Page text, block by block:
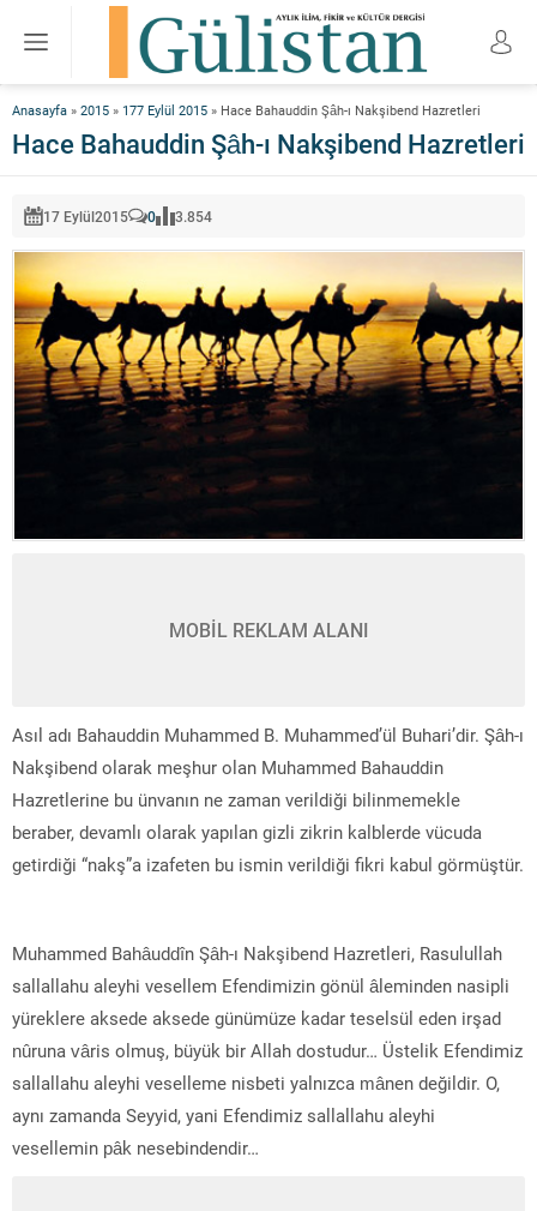
Anasayfa » 2015 » 177 Eylül 2015 » Hace Bahauddin Şâh-ı Nakşibend Hazretleri
Hace Bahauddin Şâh-ı Nakşibend Hazretleri
17 Eylül2015 0 3.854
MOBİL REKLAM ALANI
Asıl adı Bahauddin Muhammed B. Muhammed’ül Buhari’dir. Şâh-ı
Nakşibend olarak meşhur olan Muhammed Bahauddin
Hazretlerine bu ünvanın ne zaman verildiği bilinmemekle
beraber, devamlı olarak yapılan gizli zikrin kalblerde vücuda
getirdiği “nakş”a izafeten bu ismin verildiği fikri kabul görmüştür.
Muhammed Bahâuddîn Şâh-ı Nakşibend Hazretleri, Rasulullah
sallallahu aleyhi vesellem Efendimizin gönül âleminden nasipli
yüreklere aksede aksede günümüze kadar teselsül eden irşad
nûruna vâris olmuş, büyük bir Allah dostudur… Üstelik Efendimiz
sallallahu aleyhi veselleme nisbeti yalnızca mânen değildir. O,
aynı zamanda Seyyid, yani Efendimiz sallallahu aleyhi
vesellemin pâk nesebindendir…